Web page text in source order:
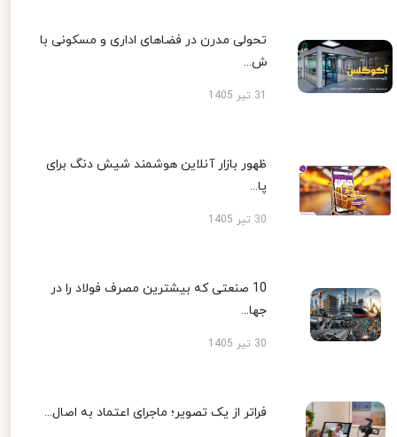
تحولی مدرن در فضاهای اداری و مسکونی با
ش...
ظهور بازار آنلاین هوشمند شیش دنگ برای
پا...
30 تیر 1405
10 صنعتی که بیشترین مصرف فولاد را در
جها...
30 تیر 1405
فراتر از یک تصویر؛ ماجرای اعتماد به اصال...